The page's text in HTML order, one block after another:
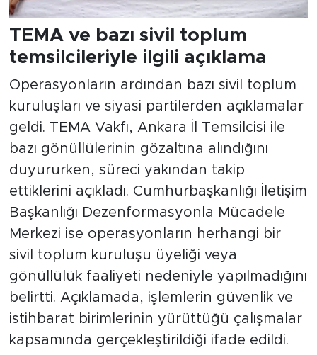
TEMA ve bazı sivil toplum
temsilcileriyle ilgili açıklama
Operasyonların ardından bazı sivil toplum
kuruluşları ve siyasi partilerden açıklamalar
geldi. TEMA Vakfı, Ankara İl Temsilcisi ile
bazı gönüllülerinin gözaltına alındığını
duyururken, süreci yakından takip
ettiklerini açıkladı. Cumhurbaşkanlığı İletişim
Başkanlığı Dezenformasyonla Mücadele
Merkezi ise operasyonların herhangi bir
sivil toplum kuruluşu üyeliği veya
gönüllülük faaliyeti nedeniyle yapılmadığını
belirtti. Açıklamada, işlemlerin güvenlik ve
istihbarat birimlerinin yürüttüğü çalışmalar
kapsamında gerçekleştirildiği ifade edildi.